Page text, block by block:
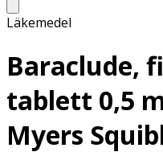
Läkemedel
Baraclude,
tablett 0,5
Myers